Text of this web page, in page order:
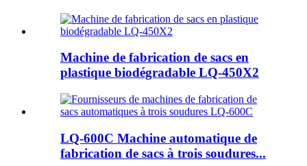
Machine de fabrication de sacs en
plastique biodégradable LQ-450X2
LQ-600C Machine automatique de
fabrication de sacs à trois soudures...